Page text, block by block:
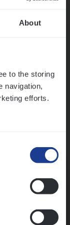
About
to the storing
navigation,
efforts.